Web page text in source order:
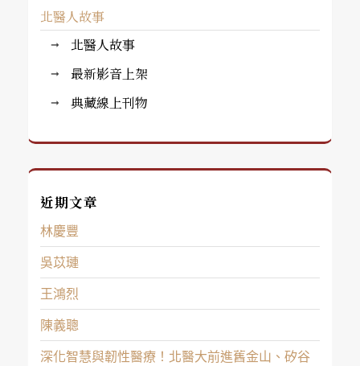
北醫人故事
北醫人故事
最新影音上架
典藏線上刊物
近期文章
林慶豐
吳苡璉
王鴻烈
陳義聰
深化智慧與韌性醫療！北醫大前進舊金山、矽谷